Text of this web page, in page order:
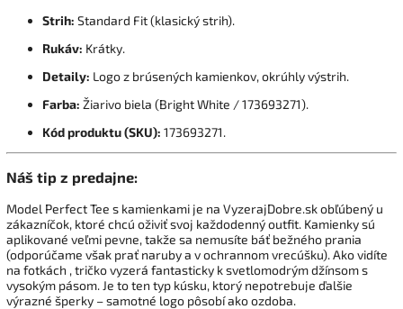
Strih: Standard Fit (klasický strih).
Rukáv: Krátky.
Detaily: Logo z brúsených kamienkov, okrúhly výstrih.
Farba: Žiarivo biela (Bright White / 173693271).
Kód produktu (SKU): 173693271.
Náš tip z predajne:
Model Perfect Tee s kamienkami je na VyzerajDobre.sk obľúbený u
zákazníčok, ktoré chcú oživiť svoj každodenný outfit. Kamienky sú
aplikované veľmi pevne, takže sa nemusíte báť bežného prania
(odporúčame však prať naruby a v ochrannom vrecúšku). Ako vidíte
na fotkách , tričko vyzerá fantasticky k svetlomodrým džínsom s
vysokým pásom. Je to ten typ kúsku, ktorý nepotrebuje ďalšie
výrazné šperky – samotné logo pôsobí ako ozdoba.